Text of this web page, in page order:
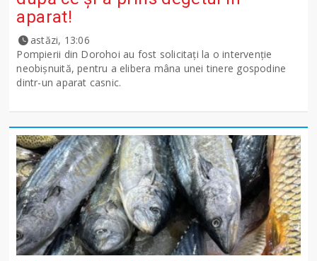
aparat!
astăzi, 13:06
Pompierii din Dorohoi au fost solicitați la o intervenție
neobișnuită, pentru a elibera mâna unei tinere gospodine
dintr-un aparat casnic.